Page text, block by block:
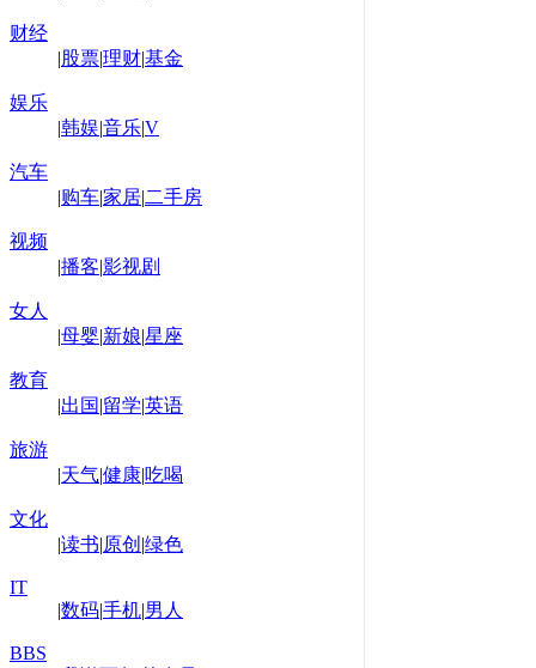
财经
|股票|理财|基金
娱乐
|韩娱|音乐|V
汽车
|购车|家居|二手房
视频
|播客|影视剧
女人
|母婴|新娘|星座
教育
|出国|留学|英语
旅游
|天气|健康|吃喝
文化
|读书|原创 |绿色
IT
|数码|手机|男人
BBS